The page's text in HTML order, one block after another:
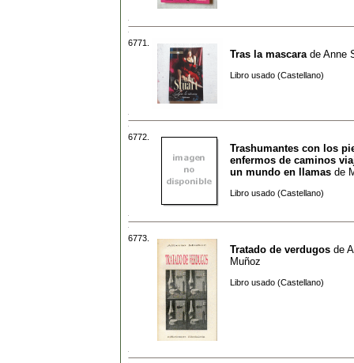
6771.
Tras la mascara de Anne
Libro usado (Castellano)
6772.
Trashumantes con los
enfermos de caminos
un mundo en llamas de
Libro usado (Castellano)
6773.
Tratado de verdugos de
Muñoz
Libro usado (Castellano)